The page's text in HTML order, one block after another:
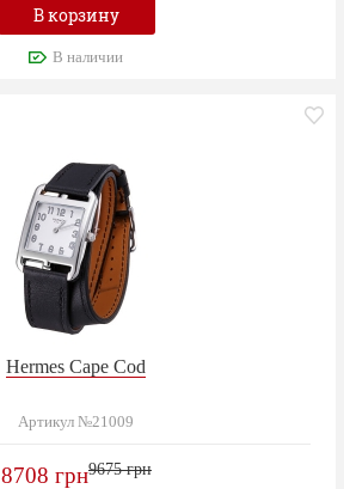
В корзину
В наличии
Hermes Cape Cod
Артикул №21009
8708 грн9675 грн